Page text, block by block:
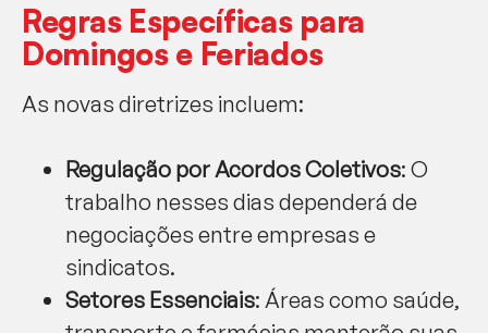
Regras Específicas para
Domingos e Feriados
As novas diretrizes incluem:
Regulação por Acordos Coletivos: O
trabalho nesses dias dependerá de
negociações entre empresas e
sindicatos.
Setores Essenciais: Áreas como saúde,